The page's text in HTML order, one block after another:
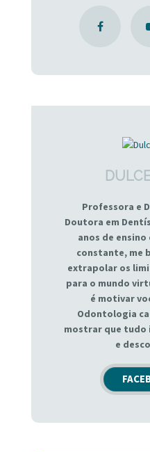
Professora e
Doutora em
anos de
constante, me
extrapolar os
para o mundo
é motivar
Odontologia
mostrar que tudo
e